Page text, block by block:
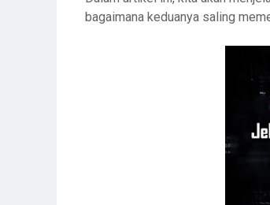
bagaimana keduanya saling